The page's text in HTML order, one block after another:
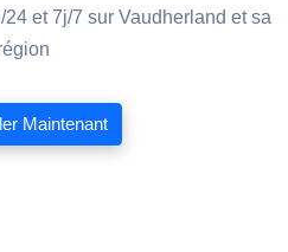
et 7j/7 sur Vaudherland et sa
Maintenant